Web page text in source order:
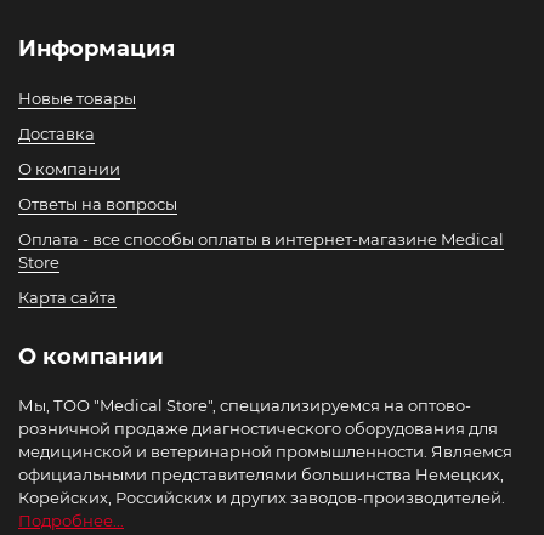
Информация
Новые товары
Доставка
О компании
Ответы на вопросы
Оплата - все способы оплаты в интернет-магазине Medical
Store
Карта сайта
О компании
Мы, ТОО "Medical Store", специализируемся на оптово-
розничной продаже диагностического оборудования для
медицинской и ветеринарной промышленности. Являемся
официальными представителями большинства Немецких,
Корейских, Российских и других заводов-производителей.
Подробнее...